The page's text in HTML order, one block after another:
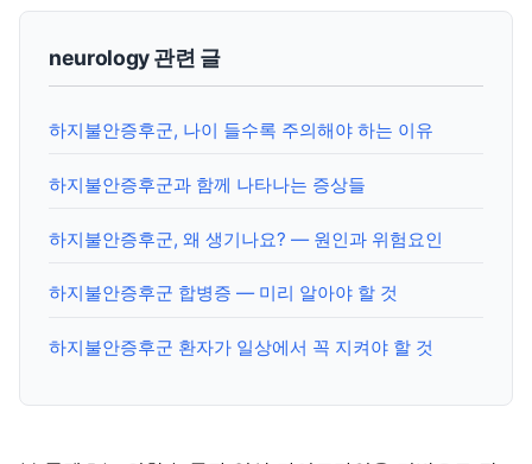
neurology 관련 글
하지불안증후군, 나이 들수록 주의해야 하는 이유
하지불안증후군과 함께 나타나는 증상들
하지불안증후군, 왜 생기나요? — 원인과 위험요인
하지불안증후군 합병증 — 미리 알아야 할 것
하지불안증후군 환자가 일상에서 꼭 지켜야 할 것